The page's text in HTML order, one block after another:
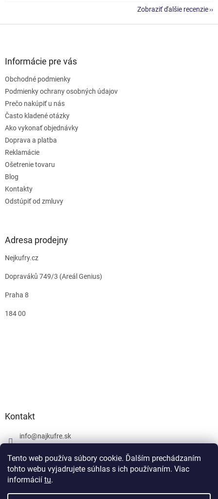
Tento web používa súbory cookie. Ďalším prechádzaním
tohto webu vyjadrujete súhlas s ich používaním. Viac
informácií tu.
Zobraziť ďalšie recenzie
Informácie pre vás
Obchodné podmienky
Podmienky ochrany osobných údajov
Prečo nakúpiť u nás
Často kladené otázky
Ako vykonať objednávky
Doprava a platba
Reklamácie
Ošetrenie tovaru
Blog
Kontakty
Odstúpiť od zmluvy
Adresa prodejny
Nejkufry.cz
Dopraváků 749/3 (Areál Genius)
Praha 8
184 00
Kontakt
info@najkufre.sk
Facebook